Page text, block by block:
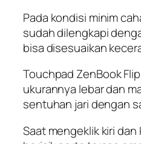
Pada kondisi minim
sudah dilengkapi
bisa disesuaikan
Touchpad ZenBook
ukurannya lebar dan
sentuhan jari dengan
Saat mengeklik kiri